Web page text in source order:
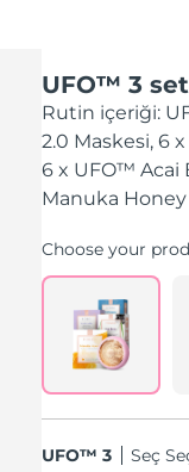
UFO™ 3
Rutin içeriği:
2.0 Maskesi, 6
6 x UFO™ Acai
Manuka
Choose your
UFO™ 3 Seç